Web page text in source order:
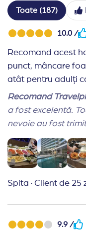
Toate (187)
10.0 /
Recomand acest
punct, mâncare
atât pentru adulți
Recomand
a fost excelentă.
nevoie au fost
Spita · Client de 25
9.9 /